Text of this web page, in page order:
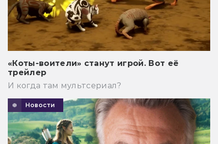
«Коты-воители» станут игрой. Вот её
трейлер
И когда там мультсериал?
Новости